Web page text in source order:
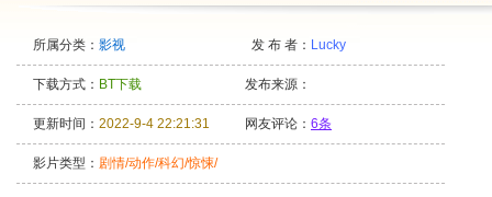
所属分类： 影视 发 布 者： Lucky
下载方式： BT下载 发布来源：
更新时间： 2022-9-4 22:21:31 网友评论： 6条
影片类型： 剧情/动作/科幻/惊悚/